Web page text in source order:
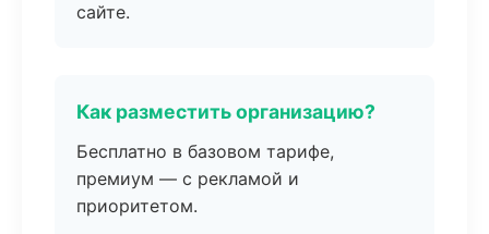
сайте.
Как разместить организацию?
Бесплатно в базовом тарифе,
премиум — с рекламой и
приоритетом.